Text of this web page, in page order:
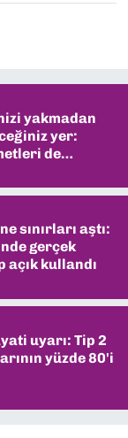
yakmadan
yer:
de
sınırları aştı:
gerçek
açık kullandı
uyarı: Tip 2
yüzde 80'i